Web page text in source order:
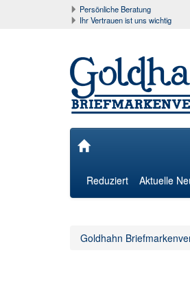
Persönliche Beratung
Ihr Vertrauen ist uns wichtig
Reduziert Aktuelle
Goldhahn